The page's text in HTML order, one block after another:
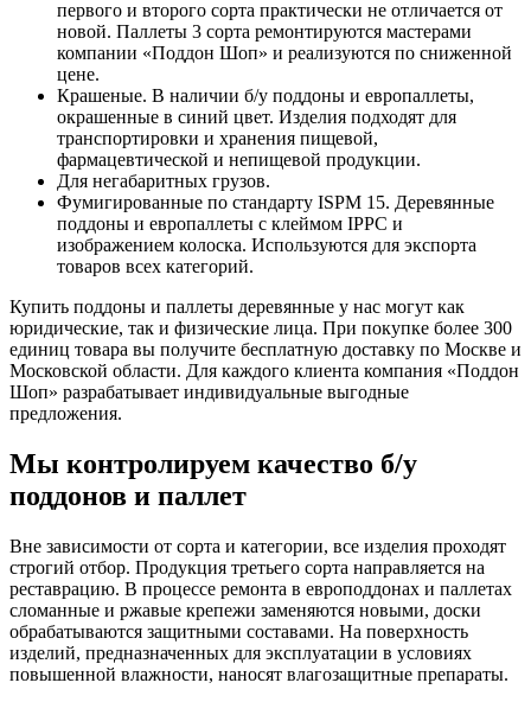
первого и второго сорта практически не отличается от
новой. Паллеты 3 сорта ремонтируются мастерами
компании «Поддон Шоп» и реализуются по сниженной
цене.
Крашеные. В наличии б/у поддоны и европаллеты,
окрашенные в синий цвет. Изделия подходят для
транспортировки и хранения пищевой,
фармацевтической и непищевой продукции.
Для негабаритных грузов.
Фумигированные по стандарту ISPM 15. Деревянные
поддоны и европаллеты с клеймом IPPC и
изображением колоска. Используются для экспорта
товаров всех категорий.
Купить поддоны и паллеты деревянные у нас могут как
юридические, так и физические лица. При покупке более 300
единиц товара вы получите бесплатную доставку по Москве и
Московской области. Для каждого клиента компания «Поддон
Шоп» разрабатывает индивидуальные выгодные
предложения.
Мы контролируем качество б/у
поддонов и паллет
Вне зависимости от сорта и категории, все изделия проходят
строгий отбор. Продукция третьего сорта направляется на
реставрацию. В процессе ремонта в европоддонах и паллетах
сломанные и ржавые крепежи заменяются новыми, доски
обрабатываются защитными составами. На поверхность
изделий, предназначенных для эксплуатации в условиях
повышенной влажности, наносят влагозащитные препараты.